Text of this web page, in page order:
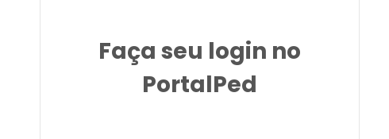
Faça seu login no
PortalPed